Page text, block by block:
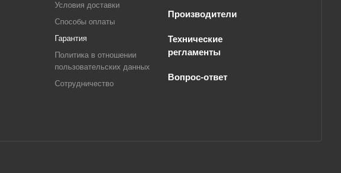
Условия доставки
Способы оплаты
Гарантия
Политика в отношении
пользовательских данных
Сотрудничество
Производители
Технические
регламенты
Вопрос-ответ